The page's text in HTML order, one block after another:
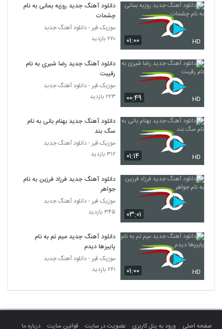
2133
۴۹۰ بازدید
2134
آهنگ لوطفن بو دفعه گئتمه از مسعود
جودت(پاپ)
دانلود آهنگ نمیخوام باور کنم از رضا اسلامی
2136
دانلود آهنگ جدید و زیبای ئاسو با نام کافه ی
خاطرات
2137
دانلود آهنگ مهدی احمدوند من و تو (رمیکس
2)
Ali Hyper Dokhtar Dahe Shasti
2139
دانلود آهنگ منصور اللهیاری چی بودم برات
۳۳۲ بازدید
آهنگ پریزاد از مسعود گلباشی(پاپ)
۳۸۷ بازدید
2141
دانلود آهنگ بمان از مهدی مطلق
۰۱:۰۰ HD
دانلود آهنگ جدید روزبه بمانی به نام
چشمات
موزیک قیر - دانلود آهنگ جدبد
۲۷۰ بازدید
۰۰:۴۹ HD
دانلود آهنگ جدید رضا شیری به نام
رقیبت
موزیک قیر - دانلود آهنگ جدبد
۲۲۳ بازدید
۰۱:۱۴ HD
دانلود آهنگ جدید بهنام بانی به نام
سگ بند
موزیک قیر - دانلود آهنگ جدبد
۳۱۲ بازدید
۰۳:۰۱
دانلود آهنگ جدید فرزاد فرزین به نام
جواهر
موزیک قیر - دانلود آهنگ جدبد
۳۴۵ بازدید
۰۱:۰۰ HD
دانلود آهنگ جدید میم تم به نام
پاییزها دیدم
موزیک قیر - دانلود آهنگ جدبد
۲۶۱ بازدید
صفحه اصلی ورود به پنل کاربری عضویت در سایت قوانین سایت درباره ما